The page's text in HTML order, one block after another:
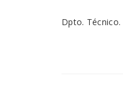
Dpto. Técnico.